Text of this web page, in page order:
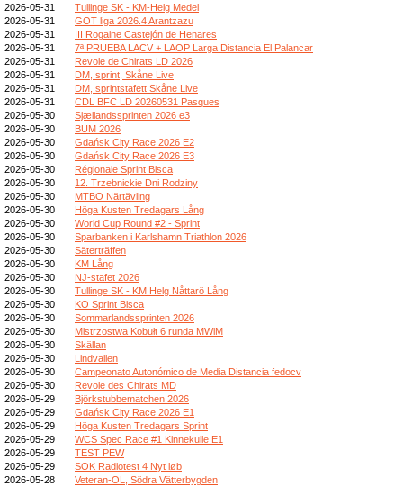
2026-05-31
Tullinge SK - KM-Helg Medel
2026-05-31
GOT liga 2026.4 Arantzazu
2026-05-31
III Rogaine Castejón de Henares
2026-05-31
7ª PRUEBA LACV + LAOP Larga Distancia El Palancar
2026-05-31
Revole de Chirats LD 2026
2026-05-31
DM, sprint, Skåne Live
2026-05-31
DM, sprintstafett Skåne Live
2026-05-31
CDL BFC LD 20260531 Pasques
2026-05-30
Sjællandssprinten 2026 e3
2026-05-30
BUM 2026
2026-05-30
Gdańsk City Race 2026 E2
2026-05-30
Gdańsk City Race 2026 E3
2026-05-30
Régionale Sprint Bisca
2026-05-30
12. Trzebnickie Dni Rodziny
2026-05-30
MTBO Närtävling
2026-05-30
Höga Kusten Tredagars Lång
2026-05-30
World Cup Round #2 - Sprint
2026-05-30
Sparbanken i Karlshamn Triathlon 2026
2026-05-30
Säterträffen
2026-05-30
KM Lång
2026-05-30
NJ-stafet 2026
2026-05-30
Tullinge SK - KM Helg Nåttarö Lång
2026-05-30
KO Sprint Bisca
2026-05-30
Sommarlandssprinten 2026
2026-05-30
Mistrzostwa Kobułt 6 runda MWiM
2026-05-30
Skällan
2026-05-30
Lindvallen
2026-05-30
Campeonato Autonómico de Media Distancia fedocv
2026-05-30
Revole des Chirats MD
2026-05-29
Björkstubbematchen 2026
2026-05-29
Gdańsk City Race 2026 E1
2026-05-29
Höga Kusten Tredagars Sprint
2026-05-29
WCS Spec Race #1 Kinnekulle E1
2026-05-29
TEST PEW
2026-05-29
SOK Radiotest 4 Nyt løb
2026-05-28
Veteran-OL, Södra Vätterbygden